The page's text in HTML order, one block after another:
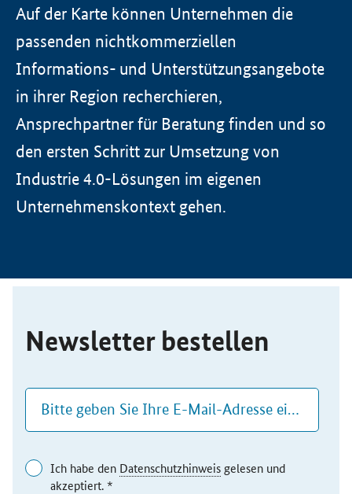
Auf der Karte können Unternehmen die
passenden nichtkommerziellen
Informations- und Unterstützungsangebote
in ihrer Region recherchieren,
Ansprechpartner für Beratung finden und so
den ersten Schritt zur Umsetzung von
Industrie 4.0-Lösungen im eigenen
Unternehmenskontext gehen.
Newsletter bestellen
Ich habe den Datenschutzhinweis gelesen und
akzeptiert. *